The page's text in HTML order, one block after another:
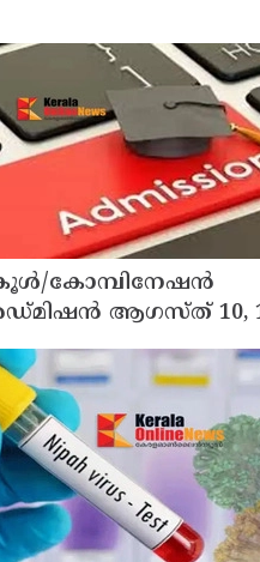
കോമ്പിനേഷൻ
ആഗസ്ത് 10,